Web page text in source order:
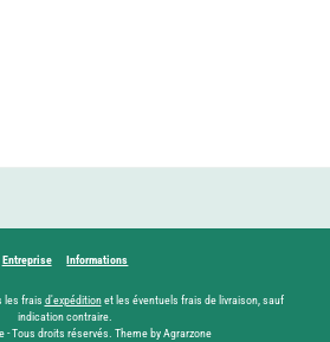
Entreprise Informations
les frais d'expéditionet les éventuels frais de livraison, sauf
indication contraire.
- Tous droits réservés. Theme by Agrarzone